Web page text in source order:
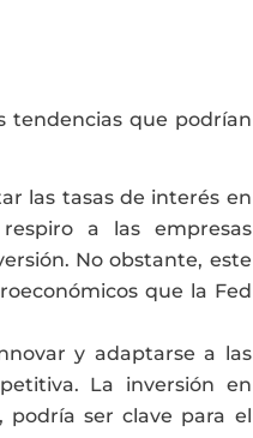
tendencias que podrían
las tasas de interés en
a las empresas
No obstante, este
que la Fed
y adaptarse a las
La inversión en
podría ser clave para el